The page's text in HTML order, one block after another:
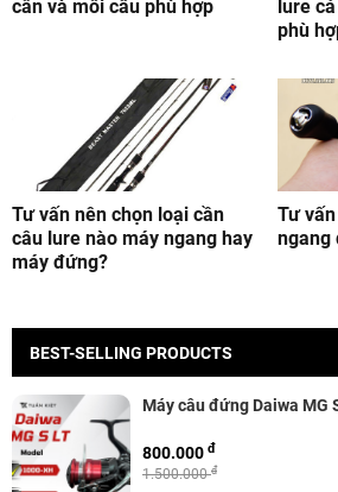
cần và mồi câu phù hợp
lure
phù
Tư vấn nên chọn loại cần
câu lure nào máy ngang hay
máy đứng?
Tư
ngang
BEST-SELLING PRODUCTS
Máy câu đứng Daiwa MG
1.500.000đ
800.000 đ